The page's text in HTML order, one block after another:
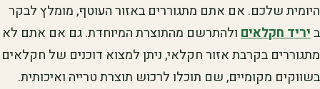
היומית שלכם. אם אתם מתגוררים באזור העוטף, מומלץ לבקר
ביריד חקלאיםולהתרשם מהתוצרת המיוחדת. גם אם אתם לא
מתגוררים בקרבת אזור חקלאי, ניתן למצוא דוכנים של חקלאים
בשווקים מקומיים, שם תוכלו לרכוש תוצרת טרייה ואיכותית.